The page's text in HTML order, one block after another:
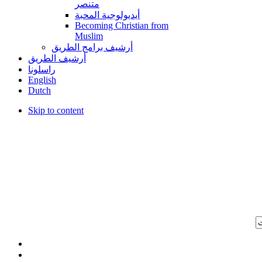
متنصر
أيديولوجية المحبة
Becoming Christian from
Muslim
أرشيف برامج الطريق
أرشيف الطريق
راسلونا
English
Dutch
Skip to content